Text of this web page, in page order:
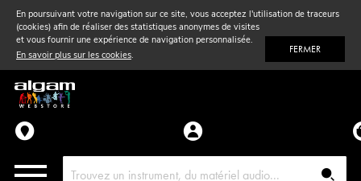
En poursuivant votre navigation sur ce site, vous acceptez l'utilisation de traceurs
(cookies) afin de réaliser des statistiques anonymes de visites
et vous fournir une expérience de navigation personnalisée.
En savoir plus sur les cookies. FERMER
Vent& Violon
Accessoires
Pièces détachées